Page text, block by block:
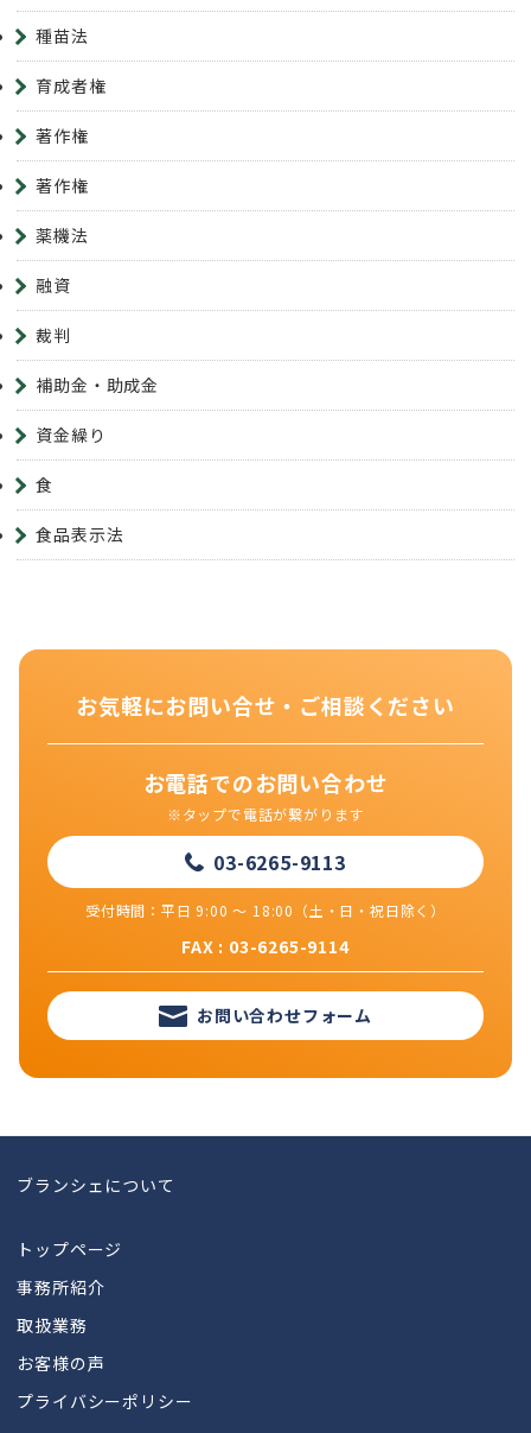
種苗法
育成者権
著作権
著作権
薬機法
融資
裁判
補助金・助成金
資金繰り
食
食品表示法
お気軽にお問い合せ・ご相談ください
お電話でのお問い合わせ
※タップで電話が繋がります
受付時間：平日 9:00 ～ 18:00（土・日・祝日除く）
03-6265-9113
FAX : 03-6265-9114
お問い合わせフォーム
ブランシェについて
トップページ
事務所紹介
取扱業務
お客様の声
プライバシーポリシー